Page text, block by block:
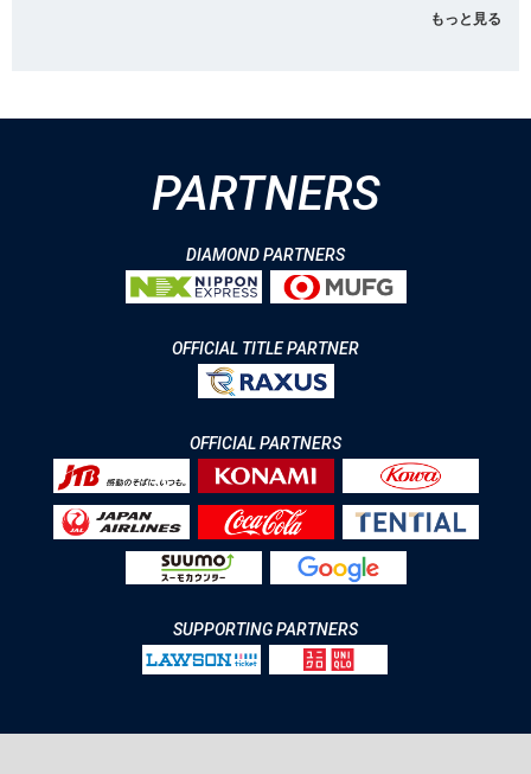
もっと見る
PARTNERS
DIAMOND PARTNERS
OFFICIAL TITLE PARTNER
OFFICIAL PARTNERS
SUPPORTING PARTNERS